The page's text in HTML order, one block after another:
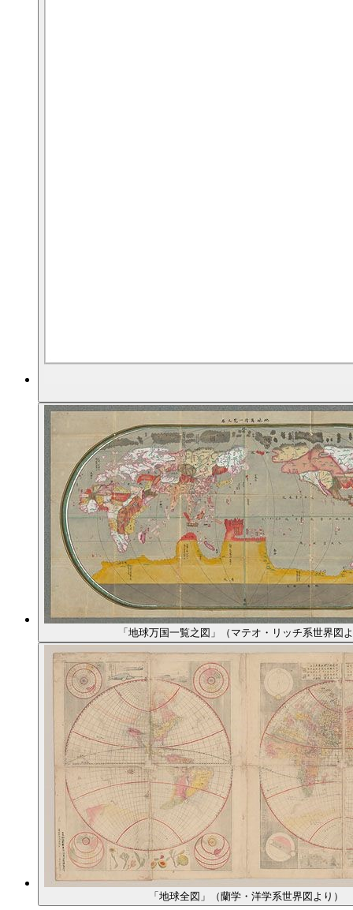
「地球万国一覧之図」（マテオ・リッチ系世界図
「地球全図」（蘭学・洋学系世界図より）